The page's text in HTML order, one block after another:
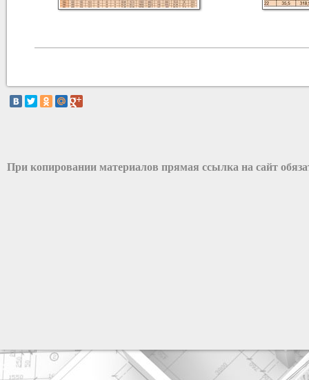
При копировании материалов прямая ссылка на сайт